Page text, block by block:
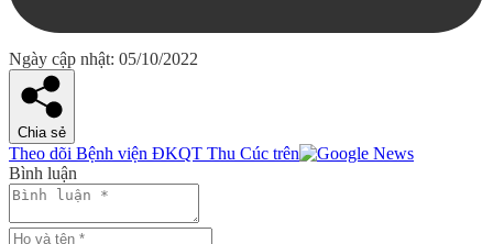
Ngày cập nhật: 05/10/2022
Chia sẻ
Theo dõi Bệnh viện ĐKQT Thu Cúc trên
Bình luận